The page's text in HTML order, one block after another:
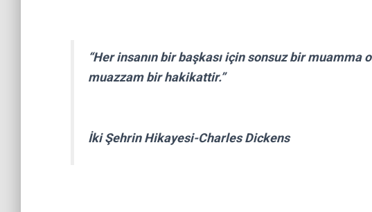
“Her insanın bir başkası için sonsuz bir
muazzam bir hakikattir.”
İki Şehrin Hikayesi-Charles Dickens